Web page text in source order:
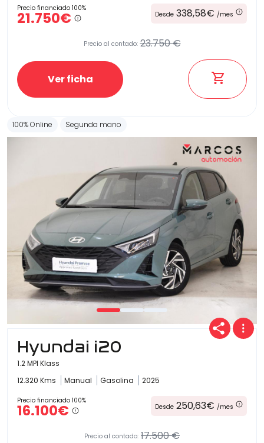
Precio financiado 100%
21.750€ Desde 338,58€ /mes
Precio al contado: 23.750 €
Ver ficha
100% Online Segunda mano
Hyundai i20
1.2 MPI Klass
12.320 Kms
Manual Gasolina 2025
Precio financiado 100%
16.100€ Desde 250,63€ /mes
Precio al contado: 17.500 €